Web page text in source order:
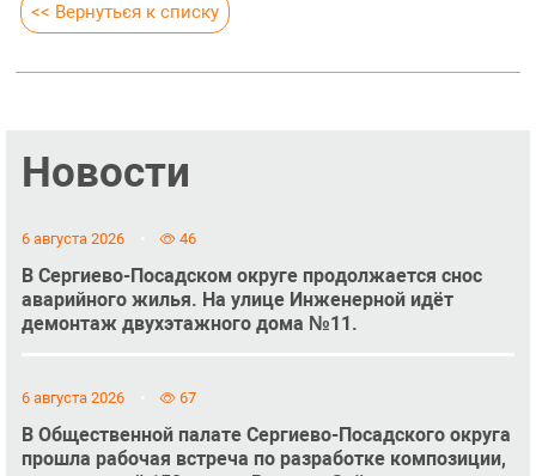
<< Вернуться к списку
Новости
6 августа 2026 46
В Сергиево-Посадском округе продолжается снос
аварийного жилья. На улице Инженерной идёт
демонтаж двухэтажного дома №11.
6 августа 2026 67
В Общественной палате Сергиево-Посадского округа
прошла рабочая встреча по разработке композиции,